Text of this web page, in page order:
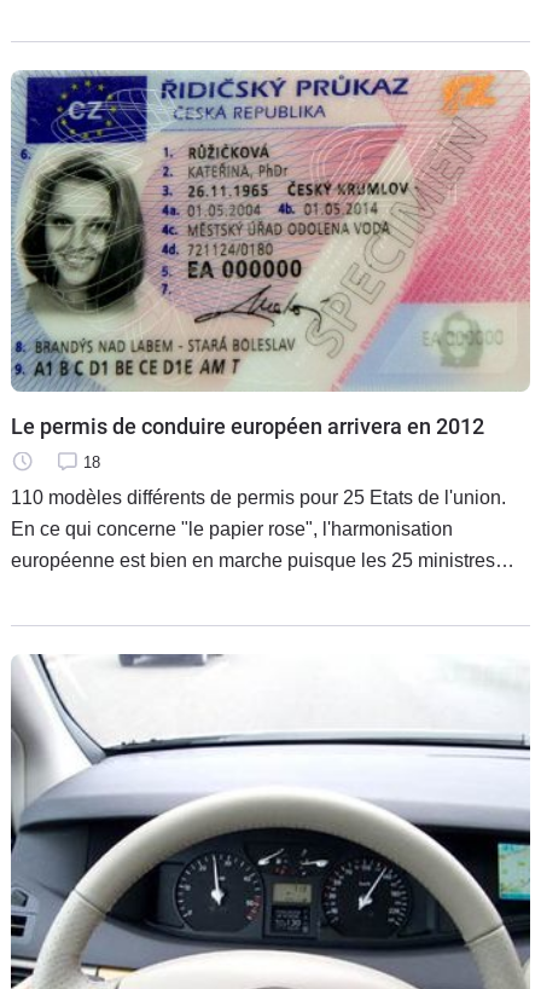
place une politique de
Le permis de conduire européen arrivera en 2012
18
110 modèles différents de permis pour 25 Etats de l'union.
En ce qui concerne "le papier rose", l'harmonisation
européenne est bien en marche puisque les 25 ministres
place du permis